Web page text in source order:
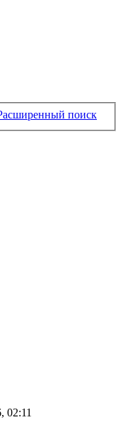
поиск
02:11